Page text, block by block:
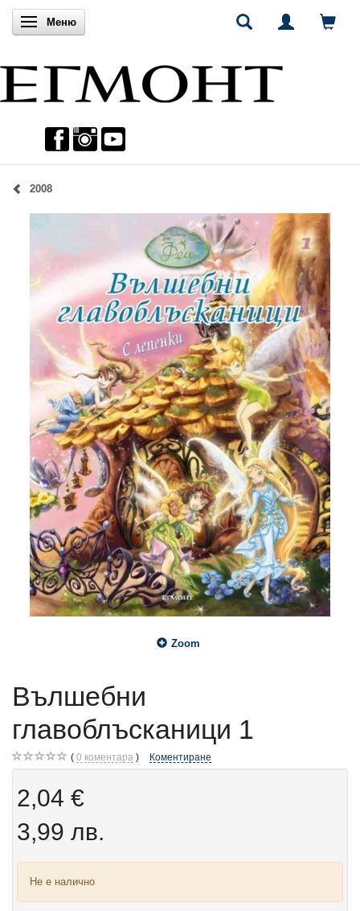
Включи навигацията
Меню
2008
Zoom
Вълшебни
главоблъсканици 1
0 коментара Коментиране
2,04 €
3,99 лв.
Не е налично